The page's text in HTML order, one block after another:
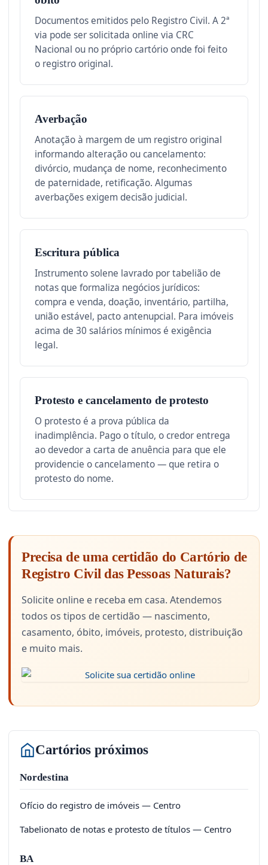
Documentos emitidos pelo Registro Civil. A 2ª
via pode ser solicitada online via CRC
Nacional ou no próprio cartório onde foi feito
o registro original.
Averbação
Anotação à margem de um registro original
informando alteração ou cancelamento:
divórcio, mudança de nome, reconhecimento
de paternidade, retificação. Algumas
averbações exigem decisão judicial.
Escritura pública
Instrumento solene lavrado por tabelião de
notas que formaliza negócios jurídicos:
compra e venda, doação, inventário, partilha,
união estável, pacto antenupcial. Para imóveis
acima de 30 salários mínimos é exigência
legal.
Protesto e cancelamento de protesto
O protesto é a prova pública da
inadimplência. Pago o título, o credor entrega
ao devedor a carta de anuência para que ele
providencie o cancelamento — que retira o
protesto do nome.
Precisa de uma certidão do Cartório de
Registro Civil das Pessoas Naturais?
Solicite online e receba em casa. Atendemos
todos os tipos de certidão — nascimento,
casamento, óbito, imóveis, protesto, distribuição
e muito mais.
Cartórios próximos
Nordestina
Ofício do registro de imóveis — Centro
Tabelionato de notas e protesto de títulos — Centro
BA